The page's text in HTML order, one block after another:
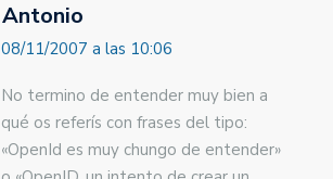
Antonio
08/11/2007 a las 10:06
No termino de entender muy bien a
qué os referís con frases del tipo:
«OpenId es muy chungo de entender»